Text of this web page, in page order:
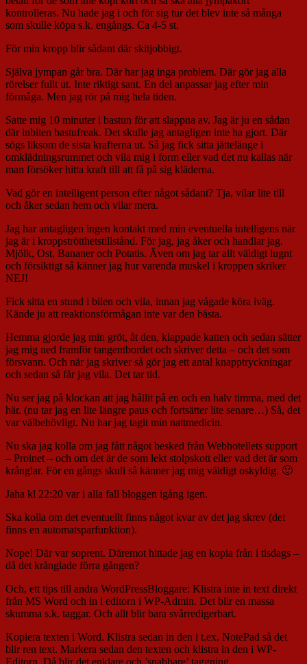
kontrolleras. Nu hade jag i och för sig tur det blev inte så många
som skulle köpa s.k. engångs. Ca 4-5 st.
För min kropp blir sådant där skitjobbigt.
Själva jympan går bra. Där har jag inga problem. Där gör jag alla
rörelser fullt ut. Inte riktigt sant. En del anpassar jag efter min
förmåga. Men jag rör på mig hela tiden.
Satte mig 10 minuter i bastun för att slappna av. Jag är ju en sådan
där inbiten bastufreak. Det skulle jag antagligen inte ha gjort. Där
sögs liksom de sista krafterna ut. Så jag fick sitta jättelänge i
omklädningsrummet och vila mig i form eller vad det nu kallas när
man försöker hitta kraft till att få på sig kläderna.
Vad gör en intelligent person efter något sådant? Tja, vilar lite till
och åker sedan hem och vilar mera.
Jag har antagligen ingen kontakt med min eventuella intelligens när
jag är i kroppströtthetstillstånd. För jag, jag åker och handlar jag.
Mjölk, Ost, Bananer och Potatis. Även om jag tar allt väldigt lugnt
och försiktigt så känner jag hur varenda muskel i kroppen skriker
NEJ!
Fick sitta en stund i bilen och vila, innan jag vågade köra iväg.
Kände ju att reaktionsförmågan inte var den bästa.
Hemma gjorde jag min gröt, åt den, klappade katten och sedan sätter
jag mig ned framför tangentbordet och skriver detta – och det som
försvann. Och när jag skriver så gör jag ett antal knapptryckningar
och sedan så får jag vila. Det tar tid.
Nu ser jag på klockan att jag hållit på en och en halv timma, med det
här. (nu tar jag en lite längre paus och fortsätter lite senare…) Så, det
var välbehövligt. Nu har jag tagit min nattmedicin.
Nu ska jag kolla om jag fått något besked från Webhotellets support
– Proinet – och om det är de som lekt stolpskott eller vad det är som
krånglar. För en gångs skull så känner jag mig väldigt oskyldig. 🙂
Jaha kl 22:20 var i alla fall bloggen igång igen.
Ska kolla om det eventuellt finns något kvar av det jag skrev (det
finns en automatsparfunktion).
Nope! Där var soprent. Däremot hittade jag en kopia från i tisdags –
då det krånglade förra gången?
Och, ett tips till andra WordPressBloggare: Klistra inte in text direkt
från MS Word och in i editorn i WP-Admin. Det blir en massa
skumma s.k. taggar. Och allt blir bara svårredigerbart.
Kopiera texten i Word. Klistra sedan in den i t.ex. NotePad så det
blir ren text. Markera sedan den texten och klistra in den i WP-
Editorn. Då blir det enklare och ’snabbare’ taggning.